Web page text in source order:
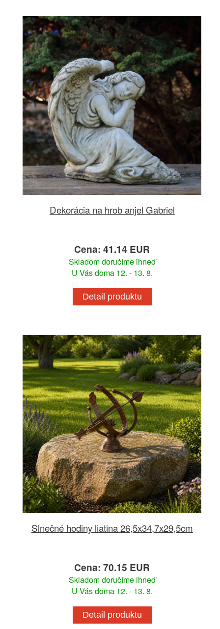
Dekorácia na hrob anjel Gabriel
Cena: 41.14 EUR
Skladom doručíme ihneď
U Vás doma 12. - 13. 8.
Detail produktu
Slnečné hodiny liatina 26,5x34,7x29,5cm
Cena: 70.15 EUR
Skladom doručíme ihneď
U Vás doma 12. - 13. 8.
Detail produktu